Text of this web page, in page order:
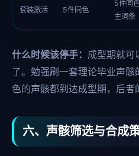
套装激活 5件同色
5件同
主词条
什么时候该停手： 成型期就可
了。勉强刷一套理论毕业声
色的声骸都到达成型期，后者
六、声骸筛选与合成